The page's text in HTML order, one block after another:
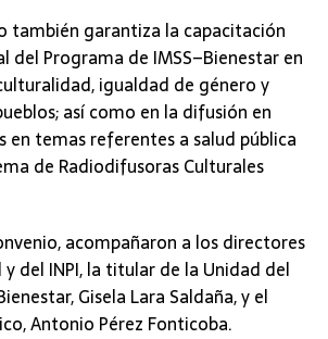
también garantiza la capacitación
del Programa de IMSS–Bienestar en
igualdad de género y
así como en la difusión en
en temas referentes a salud pública
de Radiodifusoras Culturales
acompañaron a los directores
del INPI, la titular de la Unidad del
Gisela Lara Saldaña, y el
Antonio Pérez Fonticoba.